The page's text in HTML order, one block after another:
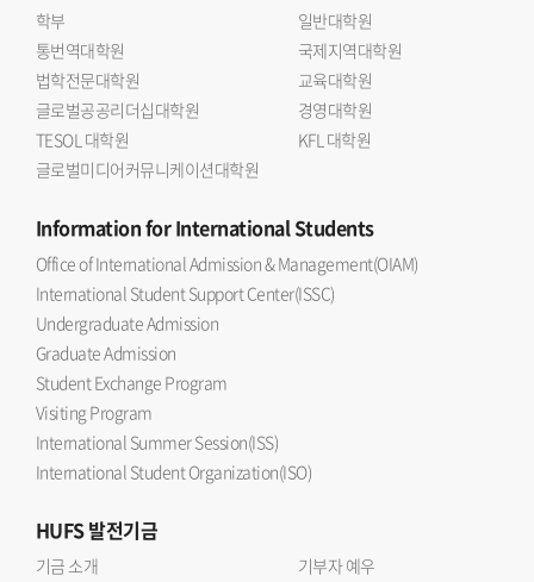
학부
일반대학원
통번역대학원
국제지역대학원
법학전문대학원
교육대학원
글로벌공공리더십대학원
경영대학원
TESOL 대학원
KFL 대학원
글로벌미디어커뮤니케이션대학원
Informationfor International Students
Office of International Admission & Management(OIAM)
International Student Support Center(ISSC)
Undergraduate Admission
Graduate Admission
Student Exchange Program
Visiting Program
International Summer Session(ISS)
International Student Organization(ISO)
HUFS발전기금
기금 소개
기부자 예우